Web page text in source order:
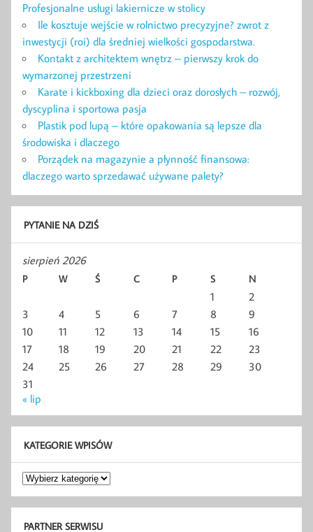
Profesjonalne usługi lakiernicze w stolicy
Ile kosztuje wejście w rolnictwo precyzyjne? zwrot z
inwestycji (roi) dla średniej wielkości gospodarstwa.
Kontakt z architektem wnętrz – pierwszy krok do
wymarzonej przestrzeni
Karate i kickboxing dla dzieci oraz dorosłych – rozwój,
dyscyplina i sportowa pasja
Plastik pod lupą – które opakowania są lepsze dla
środowiska i dlaczego
Porządek na magazynie a płynność finansowa:
dlaczego warto sprzedawać używane palety?
PYTANIE NA DZIŚ
sierpień 2026
P W Ś C P S N
1
2
3
4 5 6 7 8
9
10
11 12 13 14 15
16
17
18 19 20 21 22
23
24
25 26 27 28 29
30
31
« lip
KATEGORIE WPISÓW
Kategorie
wpisów
PARTNER SERWISU